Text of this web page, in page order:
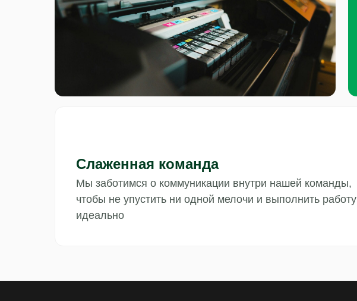
Слаженная команда
Мы заботимся о коммуникации внутри нашей команды,
чтобы не упустить ни одной мелочи и выполнить работу
идеально
+7 (964) 905-00-00 Карта сайта